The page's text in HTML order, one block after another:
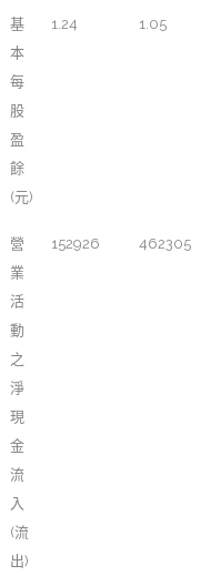
基
本
每
股
盈
餘
(元)
1.24 1.05
營
業
活
動
之
淨
現
金
流
入
(流
出)
152926 462305